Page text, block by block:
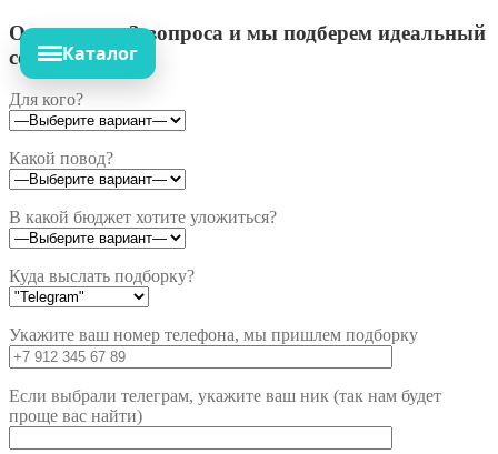
Ответьте на 3 вопроса и мы подберем идеальный
сет!
Для кого?
Какой повод?
В какой бюджет хотите уложиться?
Куда выслать подборку?
Укажите ваш номер телефона, мы пришлем подборку
Если выбрали телеграм, укажите ваш ник (так нам будет
проще вас найти)
Каталог